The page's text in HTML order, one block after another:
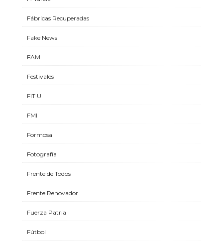
Fábricas Recuperadas
Fake News
FAM
Festivales
FIT U
FMI
Formosa
Fotografía
Frente de Todos
Frente Renovador
Fuerza Patria
Fútbol